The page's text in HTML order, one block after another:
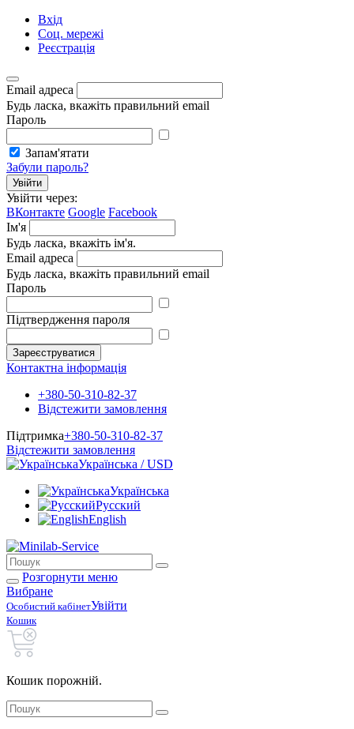
Вхід
Соц. мережі
Реєстрація
Email адреса
Будь ласка, вкажіть правильний email
Пароль
Запам'ятати
Забули пароль?
Увійти
Увійти через:
ВКонтакте Google Facebook
Ім'я
Будь ласка, вкажіть ім'я.
Email адреса
Будь ласка, вкажіть правильний email
Пароль
Підтвердження пароля
Зареєструватися
Контактна інформація
+380-50-310-82-37
Відстежити замовлення
Підтримка+380-50-310-82-37
Відстежити замовлення
Українська / USD
Українська
Русский
English
Розгорнути меню
Вибране
Особистий кабінетУвійти
Кошик
Кошик порожній.